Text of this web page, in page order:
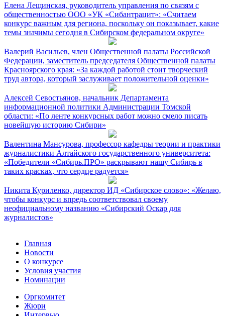
Елена Лещинская, руководитель управления по связям с
общественностью ООО «УК «Сибантрацит»: «Считаем
конкурс важным для региона, поскольку он показывает, какие
темы значимы сегодня в Сибирском федеральном округе»
Валерий Васильев, член Общественной палаты Российской
Федерации, заместитель председателя Общественной палаты
Красноярского края: «За каждой работой стоит творческий
труд автора, который заслуживает положительной оценки»
Алексей Севостьянов, начальник Департамента
информационной политики Администрации Томской
области: «По ленте конкурсных работ можно смело писать
новейшую историю Сибири»
Валентина Мансурова, профессор кафедры теории и практики
журналистики Алтайского государственного университета:
«Победители «Сибирь.ПРО» раскрывают нашу Сибирь в
таких красках, что сердце радуется»
Никита Куриленко, директор ИД «Сибирское слово»: «Желаю,
чтобы конкурс и впредь соответствовал своему
неофициальному названию «Сибирский Оскар для
журналистов»
Главная
Новости
О конкурсе
Условия участия
Номинации
Оргкомитет
Жюри